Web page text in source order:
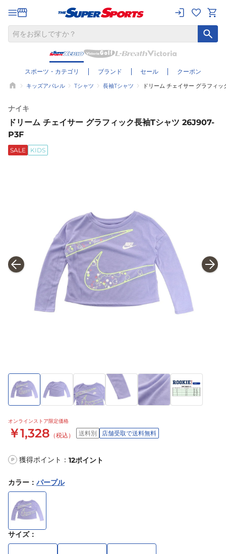
スポーツ・カテゴリ ブランド セール クーポン
キッズアパレル Tシャツ 長袖Tシャツ ドリーム チェイサー グラフィ
ナイキ
ドリーム チェイサー グラフィック長袖Tシャツ 26J907-
P3F
SALE KIDS
オンラインストア限定価格
￥1,328 （税込） 送料別 店舗受取で送料無料
P 獲得ポイント： 12ポイント
カラー ： パープル
サイズ：